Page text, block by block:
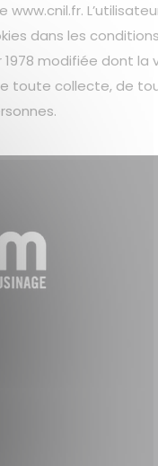
www.cnil.fr.
dans les
modifiée dont
toute collecte, de